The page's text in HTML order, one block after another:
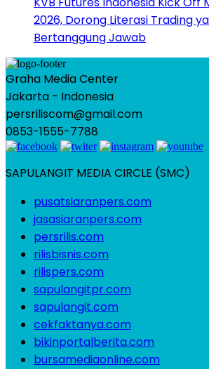
2026, Dorong Literasi Trading
Bertanggung Jawab
Graha Media Center
Jakarta - Indonesia
persriliscom@gmail.com
0853-1555-7788
SAPULANGIT MEDIA CIRCLE (SMC)
pusatsiaranpers.com
jasasiaranpers.com
persrilis.com
rilisbisnis.com
rilispers.com
sapulangitpr.com
sapulangit.com
cekfaktanya.com
bikinportalberita.com
bursamediaonline.com